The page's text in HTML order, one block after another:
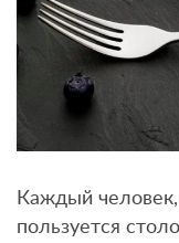
Каждый
пользуется